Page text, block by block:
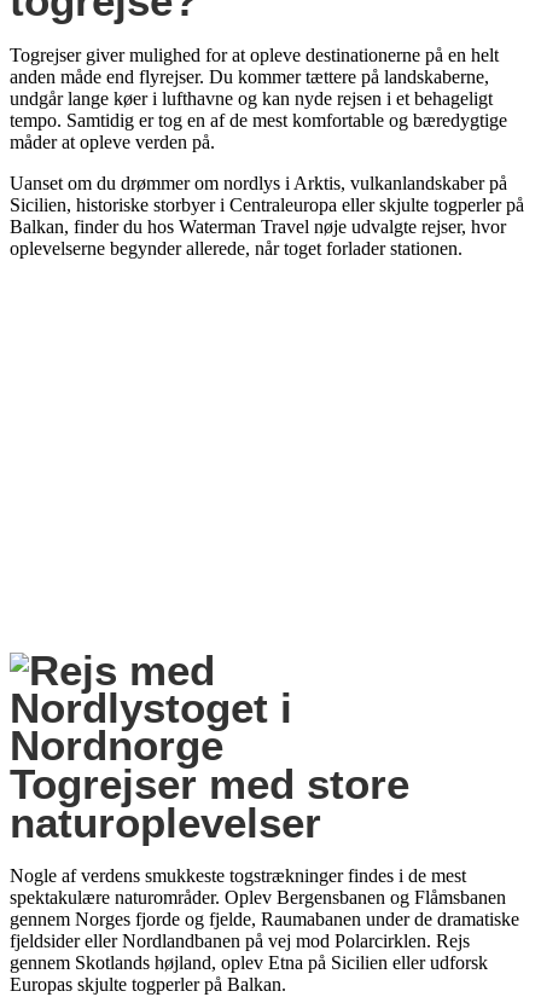
Togrejser giver mulighed for at opleve destinationerne på en helt
anden måde end flyrejser. Du kommer tættere på landskaberne,
undgår lange køer i lufthavne og kan nyde rejsen i et behageligt
tempo. Samtidig er tog en af de mest komfortable og bæredygtige
måder at opleve verden på.
Uanset om du drømmer om nordlys i Arktis, vulkanlandskaber på
Sicilien, historiske storbyer i Centraleuropa eller skjulte togperler på
Balkan, finder du hos Waterman Travel nøje udvalgte rejser, hvor
oplevelserne begynder allerede, når toget forlader stationen.
Togrejser med store
naturoplevelser
Nogle af verdens smukkeste togstrækninger findes i de mest
spektakulære naturområder. Oplev Bergensbanen og Flåmsbanen
gennem Norges fjorde og fjelde, Raumabanen under de dramatiske
fjeldsider eller Nordlandbanen på vej mod Polarcirklen. Rejs
gennem Skotlands højland, oplev Etna på Sicilien eller udforsk
Europas skjulte togperler på Balkan.